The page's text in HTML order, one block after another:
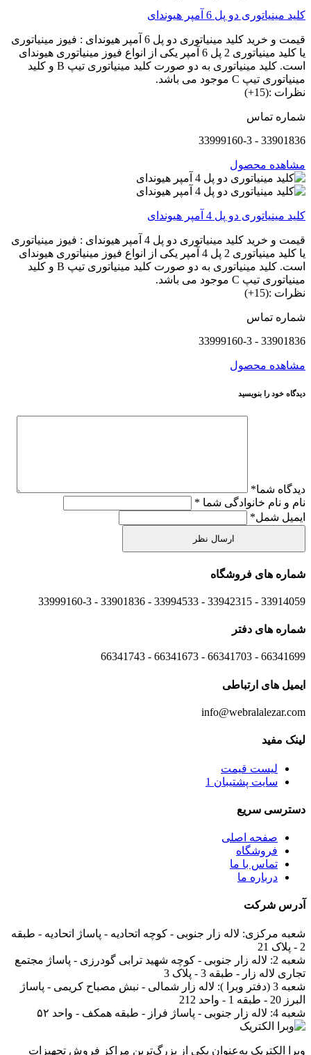
کلید مینیاتوری دو پل 6 آمپر هیوندای
قیمت و خرید کلید مینیاتوری دو پل 6 آمپر هیوندای : فیوز مینیاتوری
یا کلید مینیاتوری 2 پل 6 آمپر یکی از انواع فیوز مینیاتوری هیوندای
است. کلید مینیاتوری به دو صورت کلید مینیاتوری تیپ B و کلید
مینیاتوری تیپ C موجود می باشد.
نظرات :(15+)
شماره تماس
33901836 - 33999160-3
مشاهده محصول
کلید مینیاتوری دو پل 4 آمپر هیوندای
قیمت و خرید کلید مینیاتوری دو پل 4 آمپر هیوندای : فیوز مینیاتوری
یا کلید مینیاتوری 2 پل 4 آمپر یکی از انواع فیوز مینیاتوری هیوندای
است. کلید مینیاتوری به دو صورت کلید مینیاتوری تیپ B و کلید
مینیاتوری تیپ C موجود می باشد.
نظرات :(15+)
شماره تماس
33901836 - 33999160-3
مشاهده محصول
دیدگاه خود را بنویسید
دیدگاه شما*
نام و نام خانوادگی شما *
ایمیل شمل*
شماره های فروشگاه
33914059 - 33942315 - 33994533 - 33901836 - 33999160-3 ​
شماره های دفتر
66341699 - 66341703 - 66341673 - 66341743
ایمیل های ارتباطی
info@webralalezar.com
لینک مفید
لیست قیمت
سایت پشتیبان 1
دسترسی سریع
صفحه اصلی
فروشگاه
تماس با ما
درباره ما
آدرس شرکت
شعبه مرکزی: لاله زار جنوبی - کوچه اتحادیه - پاساژ اتحادیه - طبقه
2 - پلاک 21
شعبه 2:
لاله زار جنوبی - کوچه شهید ترابی گودرزی - پاساژ مجتمع
تجاری لاله زار - طبقه 3 - پلاک 3
شعبه 3 (دفتر وبرا ):
لاله زار شمالی - نبش مصباح کریمی - پاساژ
البرز 20 - طبقه 1 - واحد 212
شعبه 4:
لاله زار جنوبی - پاساژ فراز - طبقه همکف - واحد ۵۲
وبرا الکتریک به‌عنوان یکی از بزرگ‌ترین مراکز فروش تجهیزات